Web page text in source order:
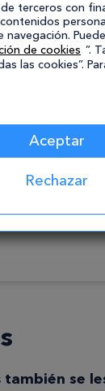
también se
terceros con
de cookies ”.
las cookies”.
Aceptar
Rechazar